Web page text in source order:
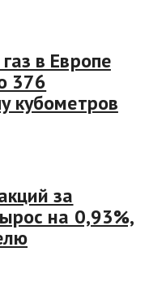
в Европе
376
кубометров
за
на 0,93%,